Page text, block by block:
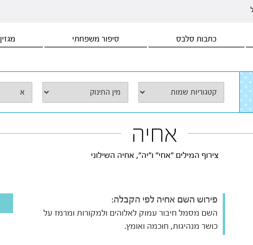
כתבות סלבס סיפור משפחתי מגזין
אחיה
צירוף המילים "אחי" ו"יה", אחיה השילוני
פירוש השם אחיה לפי הקבלה:
השם מסמל חיבור עמוק לאלוהים ולמקורות ומרמז על
כושר מנהיגות, חוכמה ואומץ.